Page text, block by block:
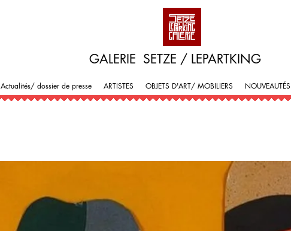
Actualités/ dossier de presse ARTISTES OBJETS D'ART/ MOBILIERS NOUVEAUTÉS
GALERIE SETZE / LEPARTKING